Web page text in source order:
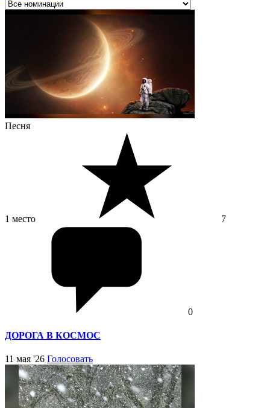
Песня
1 место 7
0
ДОРОГА В КОСМОС
11 мая '26 Голосовать